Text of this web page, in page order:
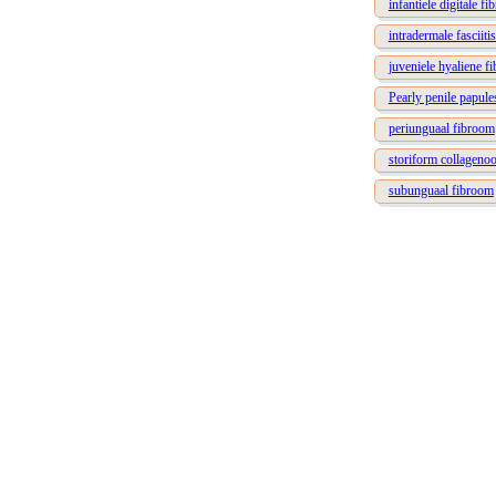
infantiele digitale
intradermale
juveniele hyaliene
Pearly penile
periunguaal fibroom
storiform
subunguaal fibroom